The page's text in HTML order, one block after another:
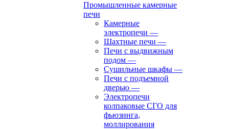
Промышленные камерные
печи
Камерные
электропечи —
Шахтные печи —
Печи с выдвижным
подом —
Сушильные шкафы —
Печи с подъемной
дверью —
Электропечи
колпаковые СГО для
фьюзинга,
моллирования